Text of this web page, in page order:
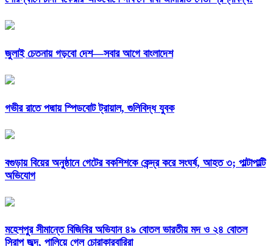
জুলাই চেতনায় গড়বো দেশ—সবার আগে বাংলাদেশ
গভীর রাতে পদ্মায় স্পিডবোট ট্রায়াল, গুলিবিদ্ধ যুবক
বগুড়ায় বিয়ের অনুষ্ঠানে গেটের বকশিশকে কেন্দ্র করে সংঘর্ষ, আহত ৩; পাল্টাপাল্টি
অভিযোগ
মহেশপুর সীমান্তে বিজিবির অভিযান ৪৯ বোতল ভারতীয় মদ ও ২৪ বোতল
সিরাপ জব্দ, পালিয়ে গেল চোরাকারবারিরা